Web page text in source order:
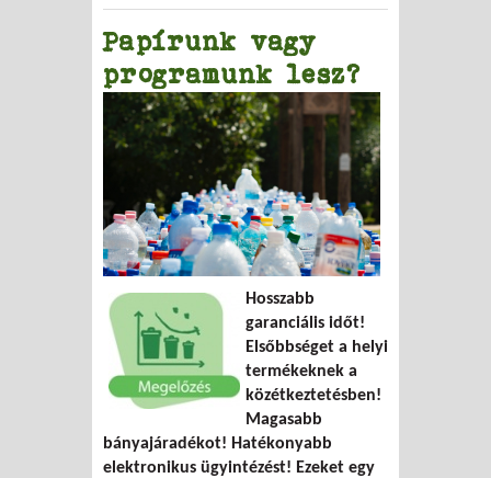
Papírunk vagy
programunk lesz?
Hosszabb
garanciális időt!
Elsőbbséget a helyi
termékeknek a
közétkeztetésben!
Magasabb
bányajáradékot! Hatékonyabb
elektronikus ügyintézést! Ezeket egy